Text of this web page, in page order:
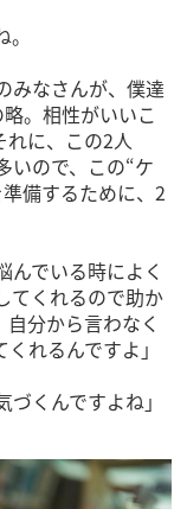
みなさんが、僕達
。相性がいいこ
れに、この2人
いので、この“ケ
備するために、2
んでいる時によく
てくれるので助か
分から言わなく
れるんですよ」
くんですよね」